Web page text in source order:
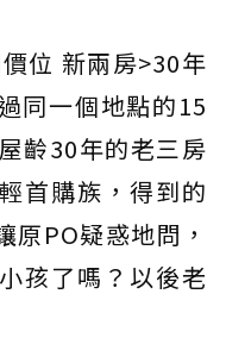
位 新兩房>30年
同一個地點的15
齡30年的老三房
首購族，得到的
原PO疑惑地問，
孩了嗎？以後老